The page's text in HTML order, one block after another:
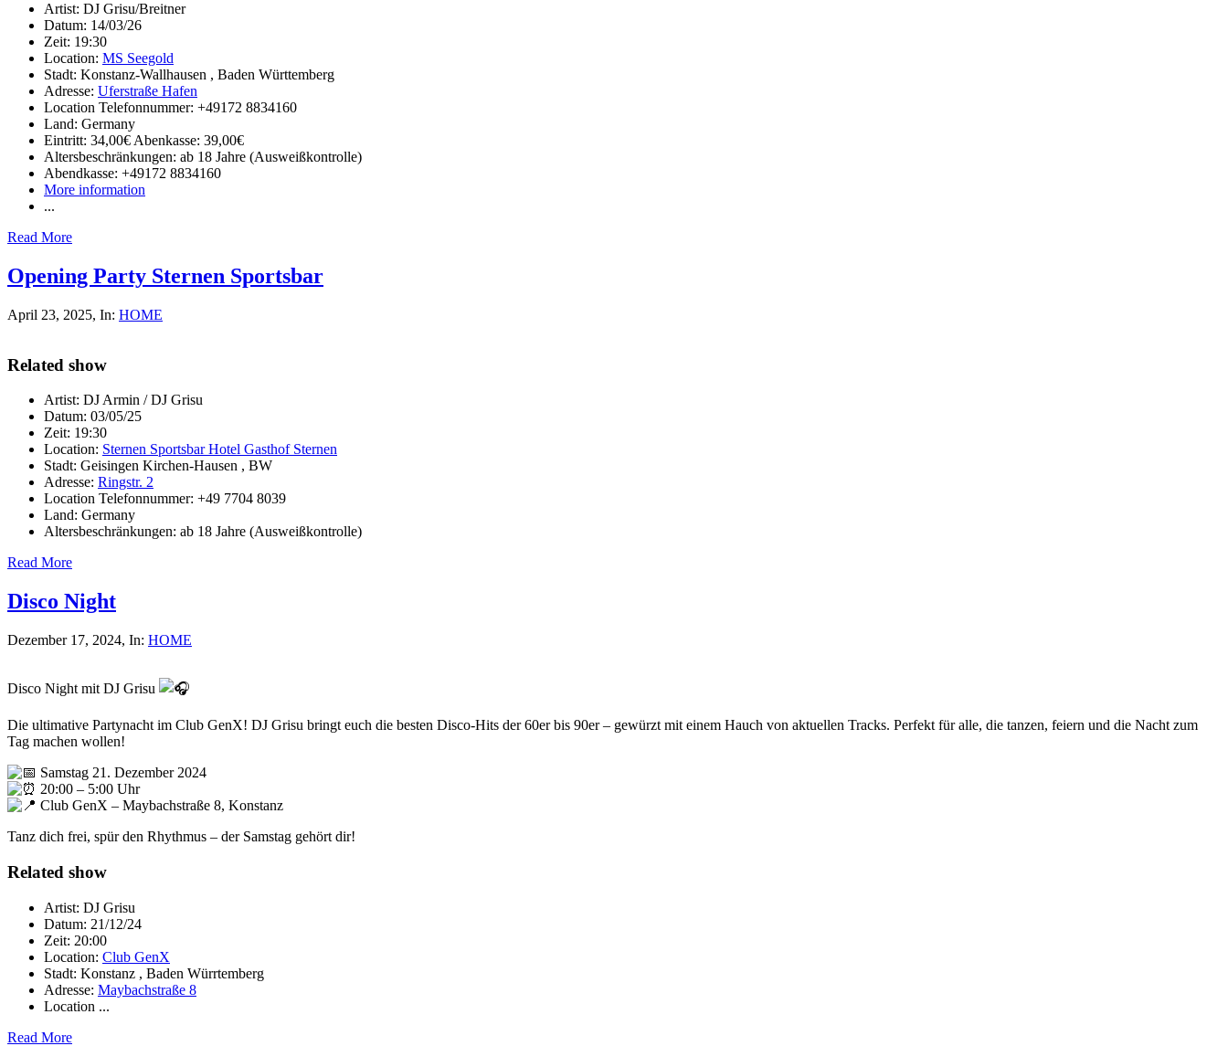
Artist: DJ Grisu/Breitner
Datum: 14/03/26
Zeit: 19:30
Location: MS Seegold
Stadt: Konstanz-Wallhausen , Baden Württemberg
Adresse: Uferstraße Hafen
Location Telefonnummer: +49172 8834160
Land: Germany
Eintritt: 34,00€ Abenkasse: 39,00€
Altersbeschränkungen: ab 18 Jahre (Ausweißkontrolle)
Abendkasse: +49172 8834160
More information
...
Read More
Opening Party Sternen Sportsbar
April 23, 2025, In: HOME
Related show
Artist: DJ Armin / DJ Grisu
Datum: 03/05/25
Zeit: 19:30
Location: Sternen Sportsbar Hotel Gasthof Sternen
Stadt: Geisingen Kirchen-Hausen , BW
Adresse: Ringstr. 2
Location Telefonnummer: +49 7704 8039
Land: Germany
Altersbeschränkungen: ab 18 Jahre (Ausweißkontrolle)
Read More
Disco Night
Dezember 17, 2024, In: HOME
Disco Night mit DJ Grisu
Die ultimative Partynacht im Club GenX! DJ Grisu bringt euch die besten Disco-Hits der 60er bis 90er – gewürzt mit einem Hauch von aktuellen Tracks. Perfekt für alle, die tanzen, feiern und die Nacht zum
Tag machen wollen!
Samstag 21. Dezember 2024
20:00 – 5:00 Uhr
Club GenX – Maybachstraße 8, Konstanz
Tanz dich frei, spür den Rhythmus – der Samstag gehört dir!
Related show
Artist: DJ Grisu
Datum: 21/12/24
Zeit: 20:00
Location: Club GenX
Stadt: Konstanz , Baden Würrtemberg
Adresse: Maybachstraße 8
Location ...
Read More